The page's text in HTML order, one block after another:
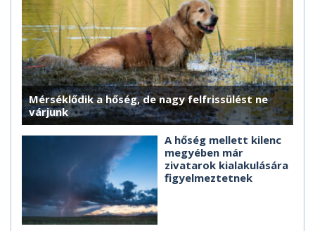
Mérséklődik a hőség, de nagy felfrissülést ne
várjunk
A hőség mellett kilenc
megyében már
zivatarok kialakulására
figyelmeztetnek